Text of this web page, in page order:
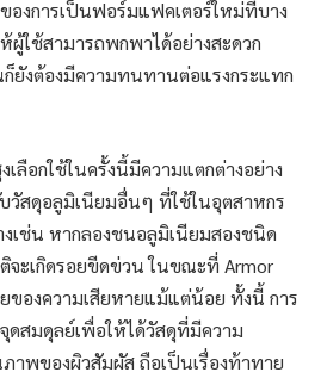
งการเป็นฟอร์มแฟคเตอร์ใหม่ที่บาง
ผู้ใช้สามารถพกพาได้อย่างสะดวก
ยังต้องมีความทนทานต่อแรงกระแทก
ลือกใช้ในครั้งนี้มีความแตกต่างอย่าง
วัสดุอลูมิเนียมอื่นๆ ที่ใช้ในอุตสาหกร
เช่น หากลองชนอลูมิเนียมสองชนิด
จะเกิดรอยขีดข่วน ในขณะที่ Armor
ของความเสียหายแม้แต่น้อย ทั้งนี้ การ
สมดุลย์เพื่อให้ได้วัสดุที่มีความ
าพของผิวสัมผัส ถือเป็นเรื่องท้าทาย